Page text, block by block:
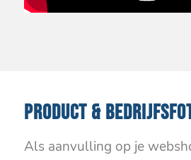
PRODUCT &
Als aanvulling op je